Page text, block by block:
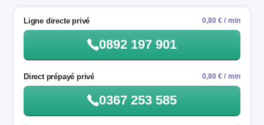
Ligne directe privé 0,80 € / min
0892 197 901
Direct prépayé privé 0,80 € / min
0367 253 585